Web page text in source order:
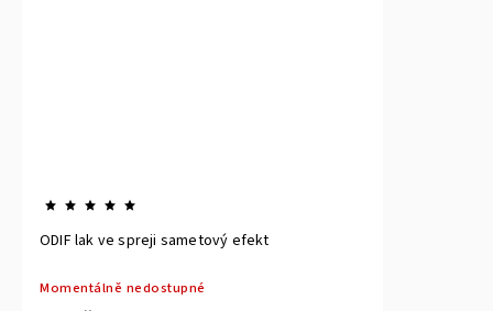
ODIF lak ve spreji sametový efekt
Momentálně nedostupné